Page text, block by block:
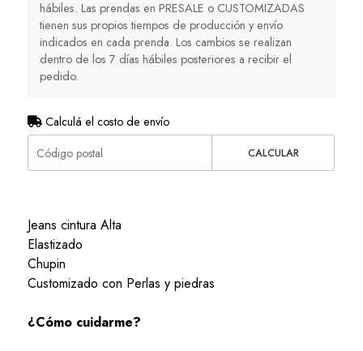
hábiles. Las prendas en PRESALE o CUSTOMIZADAS
tienen sus propios tiempos de producción y envío
indicados en cada prenda. Los cambios se realizan
dentro de los 7 días hábiles posteriores a recibir el
pedido.
Calculá el costo de envío
CALCULAR
Jeans cintura Alta
Elastizado
Chupin
Customizado con Perlas y piedras
¿Cómo cuidarme?